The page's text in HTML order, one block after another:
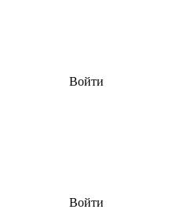
Войти
Войти